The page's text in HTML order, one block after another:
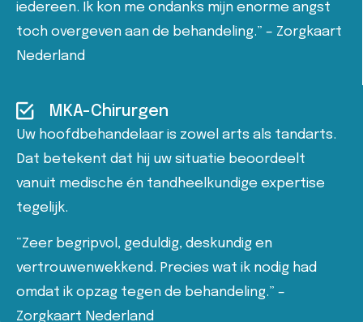
iedereen. Ik kon me ondanks mijn enorme angst
toch overgeven aan de behandeling.” – Zorgkaart
Nederland
MKA-Chirurgen
Uw hoofdbehandelaar is zowel arts als tandarts.
Dat betekent dat hij uw situatie beoordeelt
vanuit medische én tandheelkundige expertise
tegelijk.
“Zeer begripvol, geduldig, deskundig en
vertrouwenwekkend. Precies wat ik nodig had
omdat ik opzag tegen de behandeling.” –
Zorgkaart Nederland